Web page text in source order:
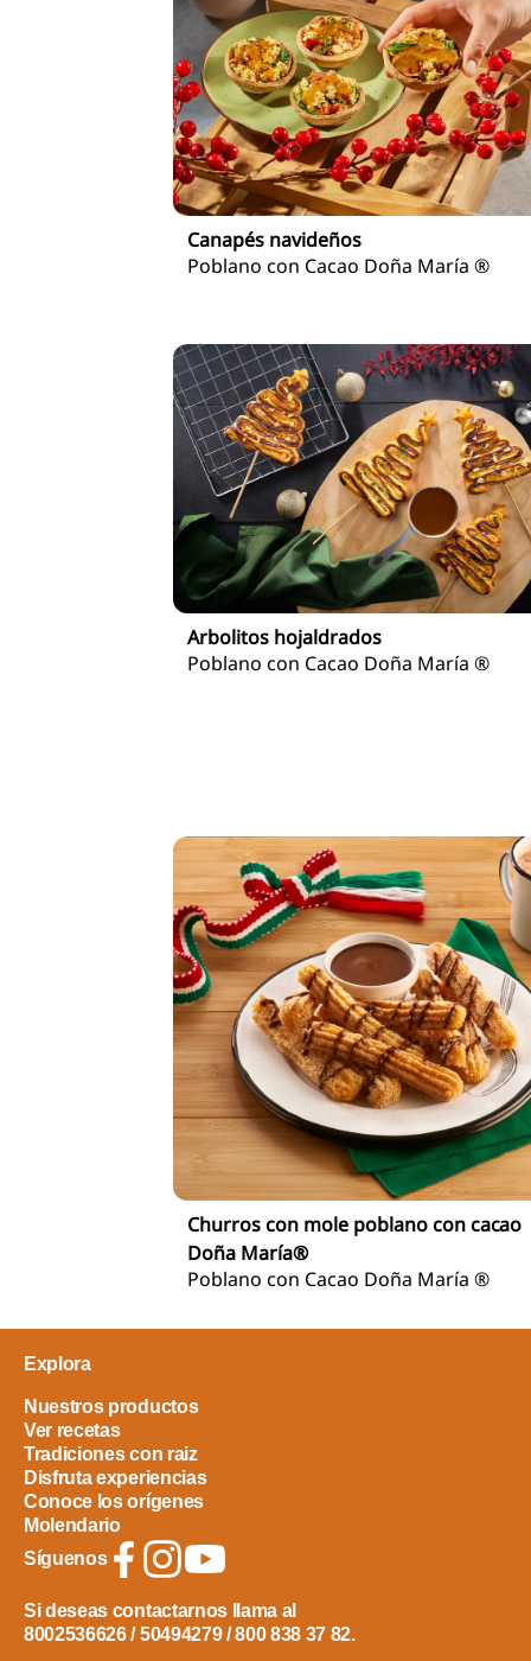
Canapés navideños
Poblano con Cacao Doña María ®
Arbolitos hojaldrados
Poblano con Cacao Doña María ®
Churros con mole poblano con cacao
Doña María®
Poblano con Cacao Doña María ®
Explora
Nuestros productos
Ver recetas
Tradiciones con raiz
Disfruta experiencias
Conoce los orígenes
Molendario
Síguenos
Si deseas contactarnos llama al
8002536626 / 50494279 / 800 838 37 82.